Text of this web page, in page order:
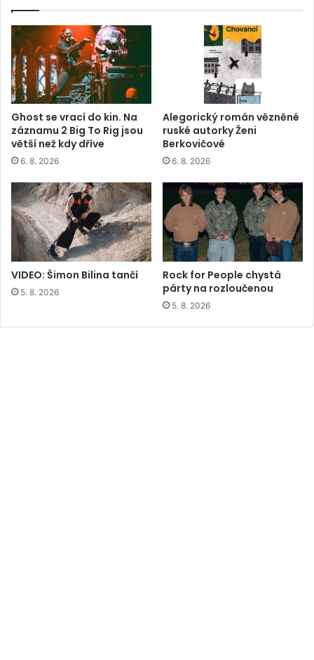
Ghost se vrací do kin. Na
záznamu 2 Big To Rig jsou
větší než kdy dříve
6. 8. 2026
Alegorický román vězněné
ruské autorky Ženi
Berkovičové
6. 8. 2026
VIDEO: Šimon Bilina tančí
5. 8. 2026
Rock for People chystá
párty na rozloučenou
5. 8. 2026